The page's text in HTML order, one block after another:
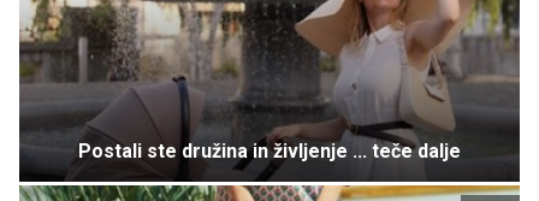
Postali ste družina in življenje ... teče dalje